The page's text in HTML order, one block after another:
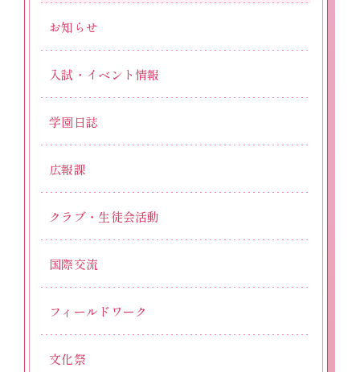
お知らせ
入試・イベント情報
学園日誌
広報課
クラブ・生徒会活動
国際交流
フィールドワーク
文化祭